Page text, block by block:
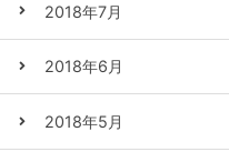
2018年7月
2018年6月
2018年5月